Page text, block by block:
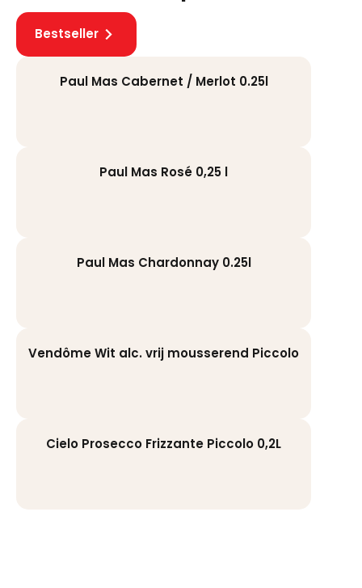
Bestseller
Paul Mas Cabernet / Merlot 0.25l
Paul Mas Rosé 0,25 l
Paul Mas Chardonnay 0.25l
Vendôme Wit alc. vrij mousserend Piccolo
Cielo Prosecco Frizzante Piccolo 0,2L